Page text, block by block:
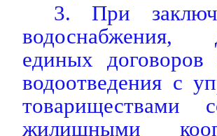
3. При
водоснабжения,
единых договоров
водоотведения с
товариществами
жилищными